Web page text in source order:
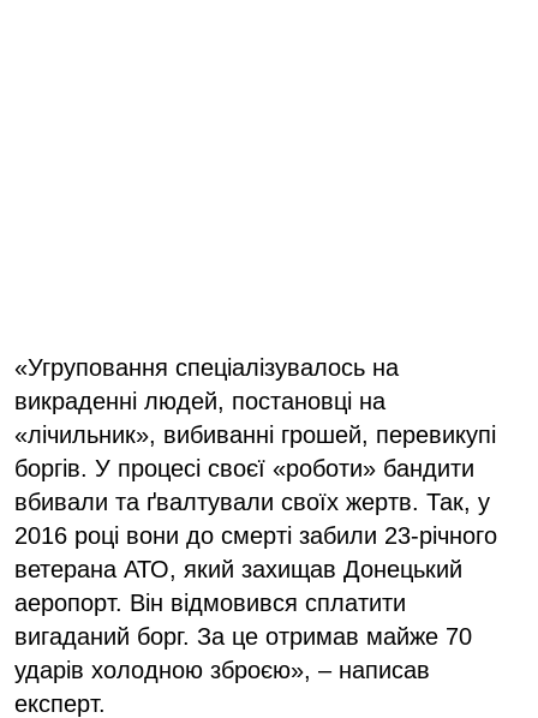
«Угруповання спеціалізувалось на
викраденні людей, постановці на
«лічильник», вибиванні грошей, перевикупі
боргів. У процесі своєї «роботи» бандити
вбивали та ґвалтували своїх жертв. Так, у
2016 році вони до смерті забили 23-річного
ветерана АТО, який захищав Донецький
аеропорт. Він відмовився сплатити
вигаданий борг. За це отримав майже 70
ударів холодною зброєю», – написав
експерт.